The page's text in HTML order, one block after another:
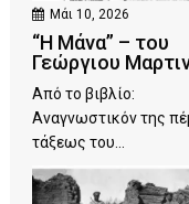
Μάι 10, 2026
“Η Μάνα” – του
Γεώργιου
Από το βιβλίο:
Αναγνωστικόν της
τάξεως του...